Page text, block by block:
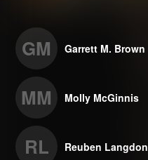
GM Garrett M. Brown
MM Molly McGinnis
RL Reuben Langdon